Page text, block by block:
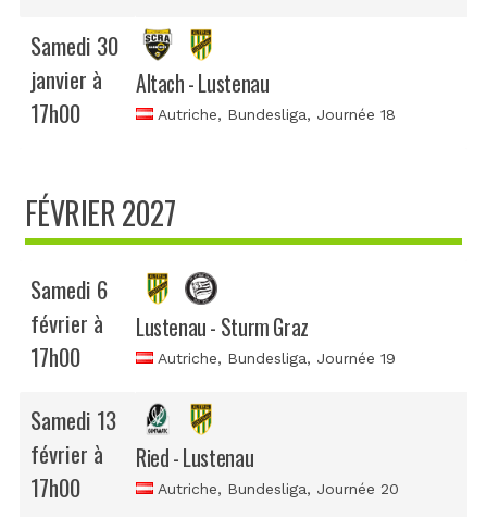
Samedi 30
janvier à
17h00
Altach - Lustenau
Autriche, Bundesliga, Journée 18
FÉVRIER 2027
Samedi 6
février à
17h00
Lustenau - Sturm Graz
Autriche, Bundesliga, Journée 19
Samedi 13
février à
17h00
Ried - Lustenau
Autriche, Bundesliga, Journée 20